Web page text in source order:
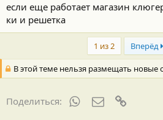
если еще работает магазин
ки и решетка
1 из 2 Вперёд
В этой теме нельзя размещать новые
Поделиться: WhatsAppЭлектронная